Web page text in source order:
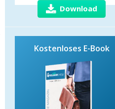
Download
Kostenloses E-Book